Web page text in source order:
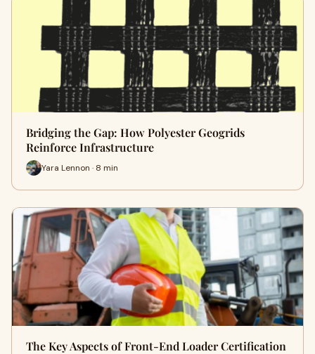
Bridging the Gap: How Polyester Geogrids
Reinforce Infrastructure
Yara Lennon · 8 min
The Key Aspects of Front-End Loader Certification